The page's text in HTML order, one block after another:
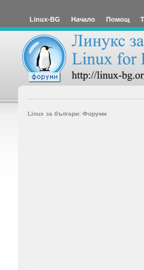
Linux-BG Начало Помощ
Linux за българи: Форуми